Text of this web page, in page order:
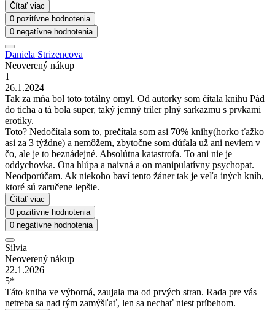
Čítať viac
0 pozitívne hodnotenia
0 negatívne hodnotenia
Daniela Strizencova
Neoverený nákup
1
26.1.2024
Tak za mňa bol toto totálny omyl. Od autorky som čítala knihu Pád
do ticha a tá bola super, taký jemný triler plný sarkazmu s prvkami
erotiky.
Toto? Nedočítala som to, prečítala som asi 70% knihy(horko ťažko
asi za 3 týždne) a nemôžem, zbytočne som dúfala už ani neviem v
čo, ale je to beznádejné. Absolútna katastrofa. To ani nie je
oddychovka. Ona hlúpa a naivná a on manipulatívny psychopat.
Neodporúčam. Ak niekoho baví tento žáner tak je veľa iných kníh,
ktoré sú zaručene lepšie.
Čítať viac
0 pozitívne hodnotenia
0 negatívne hodnotenia
Silvia
Neoverený nákup
22.1.2026
5*
Táto kniha ve výborná, zaujala ma od prvých stran. Rada pre vás
netreba sa nad tým zamýšľať, len sa nechať niest príbehom.